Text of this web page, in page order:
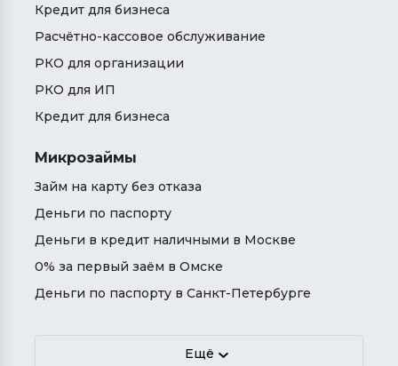
Кредит для бизнеса
Расчётно-кассовое обслуживание
РКО для организации
РКО для ИП
Кредит для бизнеса
Микрозаймы
Займ на карту без отказа
Деньги по паспорту
Деньги в кредит наличными в Москве
0% за первый заём в Омске
Деньги по паспорту в Санкт-Петербурге
Ещё